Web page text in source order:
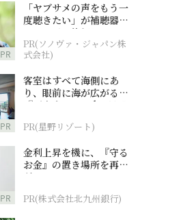
PR
「ヤブサメの声をもう一
度聴きたい」が補聴器チ
ャレンジの後押しに
PR(ソノヴァ・ジャパン株
式会社)
PR
客室はすべて海側にあ
り、眼前に海が広がる
『西表島ホテル by 星野
PR(星野リゾート)
PR
金利上昇を機に、『守る
お金』の置き場所を再検
討
PR(株式会社北九州銀行)